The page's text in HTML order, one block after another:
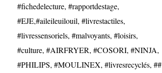
#fichedelecture, #rapportdestage,
#EJE,#aileileuilouil, #livrestactiles,
#livressensoriels, #malvoyants, #loisirs,
#culture, #AIRFRYER, #COSORI, #NINJA,
#PHILIPS, #MOULINEX, #livresrecyclés, ##